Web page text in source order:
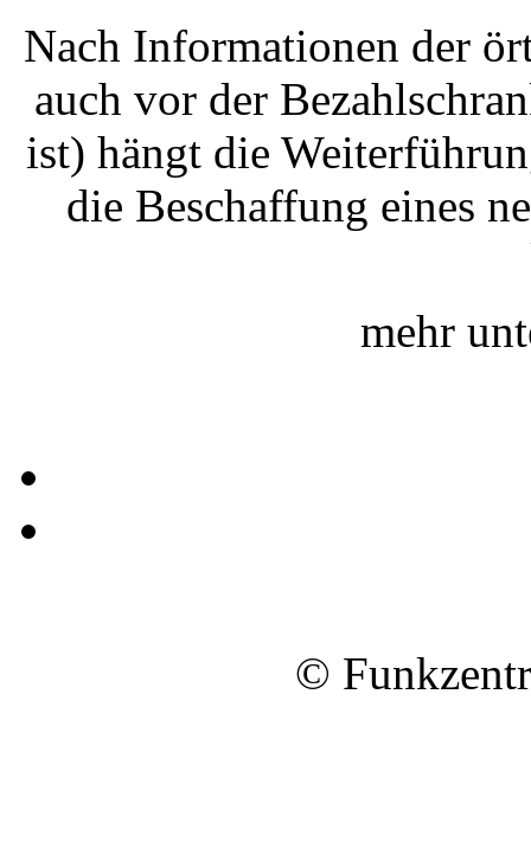
Nach Informationen der
auch vor der
ist) hängt die
die Beschaffung eines
mehr
©